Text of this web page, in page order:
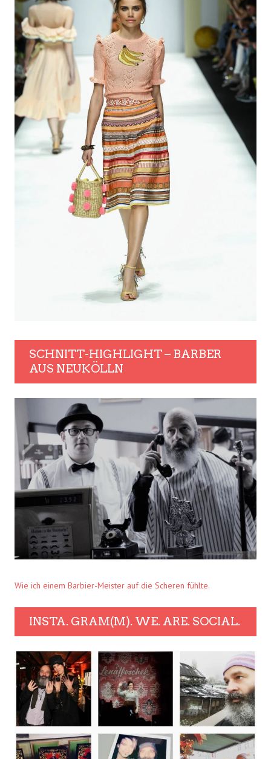
SCHNITT-HIGHLIGHT – BARBER
AUS NEUKÖLLN
Wie ich einem Barbier-Meister auf die Scheren fühlte.
INSTA. GRAM(M). WE. ARE. SOCIAL.